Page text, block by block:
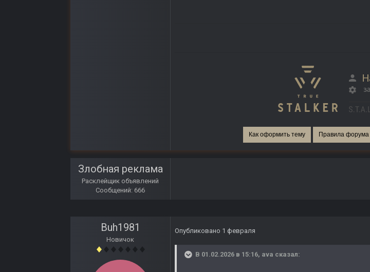
Как оформить тему Правила форума
Злобная реклама
Расклейщик объявлений
Сообщений: 666
Buh1981
Новичок
Опубликовано 1 февраля
В 01.02.2026 в 15:16, ava сказал: